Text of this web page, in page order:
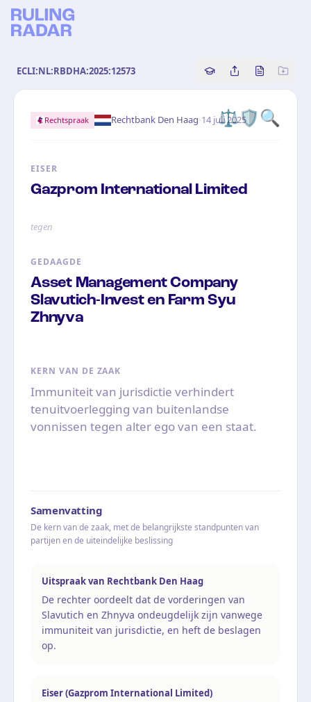
ECLI:NL:RBDHA:2025:12573 Copy source
Share this
Bekijk
⚖️🛡️🔍
Rechtspraak Rechtbank Den Haag·14 juli 2025
EISER
Gazprom International Limited
tegen
GEDAAGDE
Asset Management Company
Slavutich-Invest en Farm Syu
Zhnyva
KERN VAN DE ZAAK
Immuniteit van jurisdictie verhindert
tenuitvoerlegging van buitenlandse
vonnissen tegen alter ego van een staat.
Samenvatting
De kern van de zaak, met de belangrijkste standpunten van
partijen en de uiteindelijke beslissing
Uitspraak van Rechtbank Den Haag
De rechter oordeelt dat de vorderingen van
Slavutich en Zhnyva ondeugdelijk zijn vanwege
immuniteit van jurisdictie, en heft de beslagen
op.
Eiser (Gazprom International Limited)